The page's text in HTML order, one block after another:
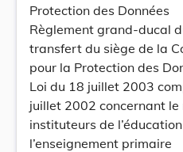
Protection des Données
Règlement grand-ducal
transfert du siège de la
pour la Protection des
Loi du 18 juillet 2003
juillet 2002 concernant
instituteurs de
l’enseignement primaire